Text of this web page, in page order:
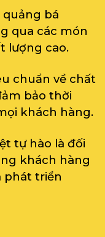
bá
qua các món
lượng cao.
chuẩn về chất
bảo thời
khách hàng.
tự hào là đối
khách hàng
phát triển